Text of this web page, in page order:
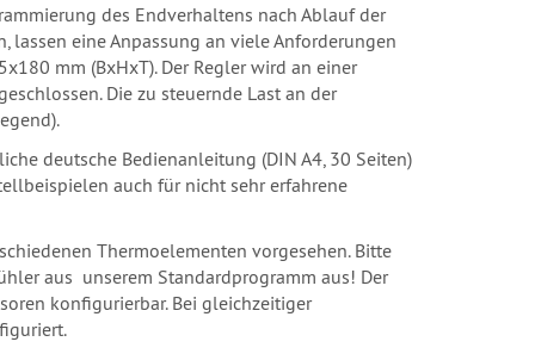
des Endverhaltens nach Ablauf der
lassen eine Anpassung an viele Anforderungen
mm (BxHxT). Der Regler wird an einer
Die zu steuernde Last an der
deutsche Bedienanleitung (DIN A4, 30 Seiten)
auch für nicht sehr erfahrene
Thermoelementen vorgesehen. Bitte
aus unserem Standardprogramm aus! Der
konfigurierbar. Bei gleichzeitiger